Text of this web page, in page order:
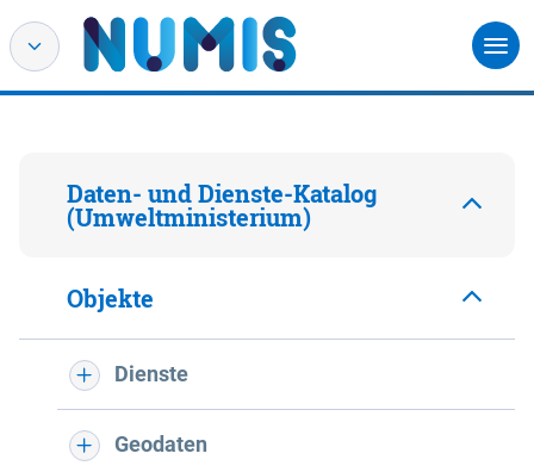
Daten- und Dienste-Katalog
(Umweltministerium)
Objekte
Dienste
Geodaten